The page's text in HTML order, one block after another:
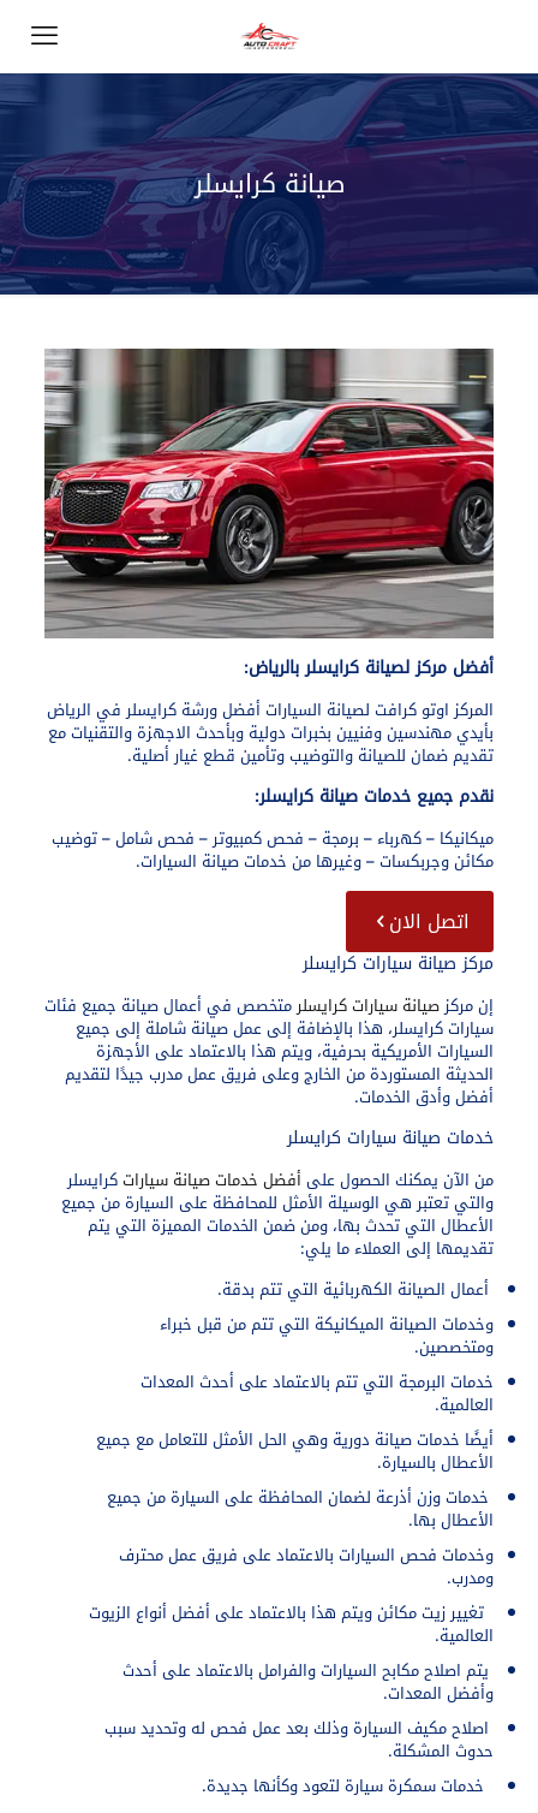
صيانة كرايسلر
أفضل مركز لصيانة كرايسلر بالرياض:​
المركز اوتو كرافت لصيانة السيارات أفضل ورشة كرايسلر في الرياض
بأيدي مهندسين وفنيين بخبرات دولية وبأحدث الاجهزة والتقنيات مع
تقديم ضمان للصيانة والتوضيب وتأمين قطع غيار أصلية.
نقدم جميع خدمات صيانة كرايسلر:
ميكانيكا – كهرباء – برمجة – فحص كمبيوتر – فحص شامل – توضيب
مكائن وجربكسات – وغيرها من خدمات صيانة السيارات.
اتصل الان
مركز صيانة سيارات كرايسلر
إن مركز صيانة سيارات كرايسلر متخصص في أعمال صيانة جميع فئات
سيارات كرايسلر، هذا بالإضافة إلى عمل صيانة شاملة إلى جميع
السيارات الأمريكية بحرفية، ويتم هذا بالاعتماد على الأجهزة
الحديثة المستوردة من الخارج وعلى فريق عمل مدرب جيدًا لتقديم
أفضل وأدق الخدمات.
خدمات صيانة سيارات كرايسلر
من الآن يمكنك الحصول على أفضل خدمات صيانة سياراتكرايسلر
والتي تعتبر هي الوسيلة الأمثل للمحافظة على السيارة من جميع
الأعطال التي تحدث بها، ومن ضمن الخدمات المميزة التي يتم
تقديمها إلى العملاء ما يلي:
أعمال الصيانة الكهربائية التي تتم بدقة.
وخدمات الصيانة الميكانيكة التي تتم من قبل خبراء
ومتخصصين.
خدمات البرمجة التي تتم بالاعتماد على أحدث المعدات
العالمية.
أيضًا خدمات صيانة دورية وهي الحل الأمثل للتعامل مع جميع
الأعطال بالسيارة.
خدمات وزن أذرعة لضمان المحافظة على السيارة من جميع
الأعطال بها.
وخدمات فحص السيارات بالاعتماد على فريق عمل محترف
ومدرب.
تغيير زيت مكائن ويتم هذا بالاعتماد على أفضل أنواع الزيوت
العالمية.
يتم اصلاح مكابح السيارات والفرامل بالاعتماد على أحدث
وأفضل المعدات.
اصلاح مكيف السيارة وذلك بعد عمل فحص له وتحديد سبب
حدوث المشكلة.
خدمات سمكرة سيارة لتعود وكأنها جديدة.